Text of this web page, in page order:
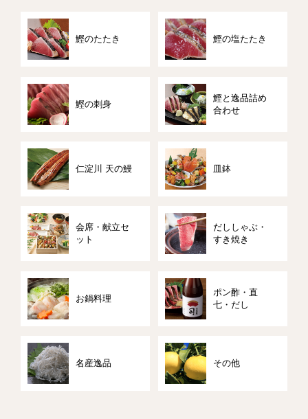
鰹のたたき 鰹の塩たたき
鰹の刺身
鰹と逸品詰め
合わせ
仁淀川 天の鰻 皿鉢
会席・献立セ
ット
だししゃぶ・
すき焼き
お鍋料理
ポン酢・直
七・だし
名産逸品 その他